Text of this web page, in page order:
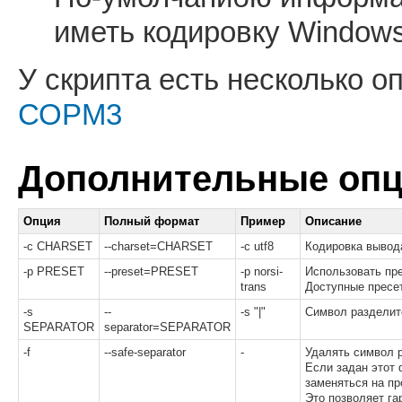
иметь кодировку
У скрипта есть несколько
СОРМ3
Дополнительные
Опция Полный формат Пример
Описание
-c CHARSET
--charset=CHARSET -c utf8
Кодировка
-p PRESET
--preset=PRESET
-p norsi-
trans
Использовать
Доступные
-s
SEPARATOR
--
separator=SEPARATOR
-s "|" Символ
-f --safe-separator -
Удалять символ
Если задан этот
заменяться на
Это позволяет